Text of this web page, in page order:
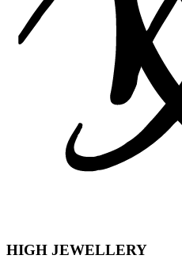
HIGH JEWELLERY